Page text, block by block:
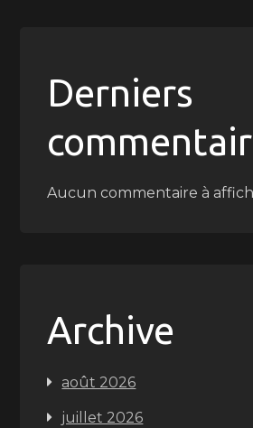
Derniers
Aucun commentaire à
Archive
août 2026
juillet 2026